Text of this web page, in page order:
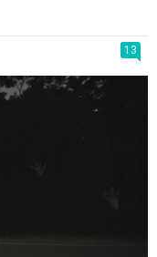
13